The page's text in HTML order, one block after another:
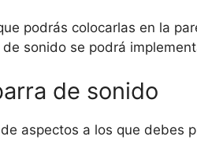
podrás colocarlas en la
sonido se podrá
de sonido
aspectos a los que debes